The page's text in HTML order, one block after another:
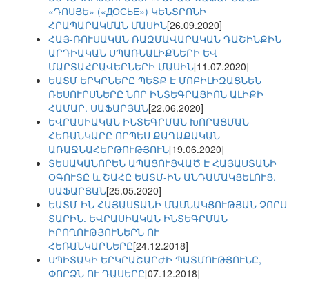
«ԴՈՍՅԵ» («ДОСЬЕ») ԿԵՆՏՐՈՆԻ
ՀՐԱՊԱՐԱԿՄԱՆ ՄԱՍԻՆ[26.09.2020]
ՀԱՅ-ՌՈՒՍԱԿԱՆ ՌԱԶՄԱՎԱՐԱԿԱՆ ԴԱՇԻՆՔԻՆ
ԱՐԴԻԱԿԱՆ ՍՊԱՌՆԱԼԻՔՆԵՐԻ ԵՎ
ՄԱՐՏԱՀՐԱՎԵՐՆԵՐԻ ՄԱՍԻՆ[11.07.2020]
ԵԱՏՄ ԵՐԿՐՆԵՐԸ ՊԵՏՔ Է ՄՈԲԻԼԻԶԱՑՆԵՆ
ՌԵՍՈՒՐՍՆԵՐԸ ՆՈՐ ԻՆՏԵԳՐԱՑԻՈՆ ԱԼԻՔԻ
ՀԱՄԱՐ. ՍԱՖԱՐՅԱՆ[22.06.2020]
ԵՎՐԱՍԻԱԿԱՆ ԻՆՏԵԳՐՄԱՆ ԽՈՐԱՑՄԱՆ
ՀԵՌԱՆԿԱՐԸ ՈՐՊԵՍ ՔԱՂԱՔԱԿԱՆ
ԱՌԱՋՆԱՀԵՐԹՈՒԹՅՈՒՆ[19.06.2020]
ՏԵՍԱԿԱՆՈՐԵՆ ԱՊԱՑՈՒՑՎԱԾ Է ՀԱՅԱՍՏԱՆԻ
ՕԳՈՒՏԸ և ՇԱՀԸ ԵԱՏՄ-ԻՆ ԱՆԴԱՄԱԿՑԵԼՈՒՑ.
ՍԱՖԱՐՅԱՆ[25.05.2020]
ԵԱՏՄ-ԻՆ ՀԱՅԱՍՏԱՆԻ ՄԱՍՆԱԿՑՈՒԹՅԱՆ ՉՈՐՍ
ՏԱՐԻՆ. ԵՎՐԱՍԻԱԿԱՆ ԻՆՏԵԳՐՄԱՆ
ԻՐՈՂՈՒԹՅՈՒՆԵՐՆ ՈՒ
ՀԵՌԱՆԿԱՐՆԵՐԸ[24.12.2018]
ՍՊԻՏԱԿԻ ԵՐԿՐԱՇԱՐԺԻ ՊԱՏՄՈՒԹՅՈՒՆԸ,
ՓՈՐՁՆ ՈՒ ԴԱՍԵՐԸ[07.12.2018]